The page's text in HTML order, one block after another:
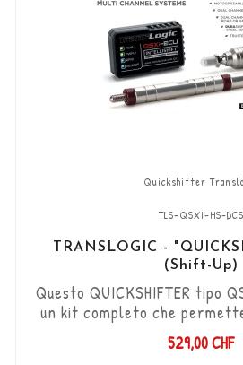
Quickshifter
TLS-QSXi-HS-DCS
TRANSLOGIC -
(Shift-Up)
Questo QUICKSHIFTER tipo
un kit completo che
marce (Shift-Up) senza
Kit "Plug & Play"529,00 CHF